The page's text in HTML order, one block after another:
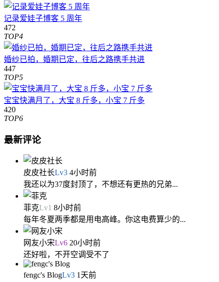
记录爱娃子博客 5 周年
472
TOP4
婚纱已拍，婚期已定，往后之路携手共进
447
TOP5
宝宝快满月了，大宝 8 斤多，小宝 7 斤多
420
TOP6
最新评论
皮皮社长Lv3 4小时前
我还以为37度封顶了，不想还有更热的兄弟...
菲克Lv1 8小时前
每年冬夏两季都是用电高峰。你这电费算少的...
网友小宋Lv6 20小时前
还好啦，不开空调受不了
fengc's BlogLv3 1天前